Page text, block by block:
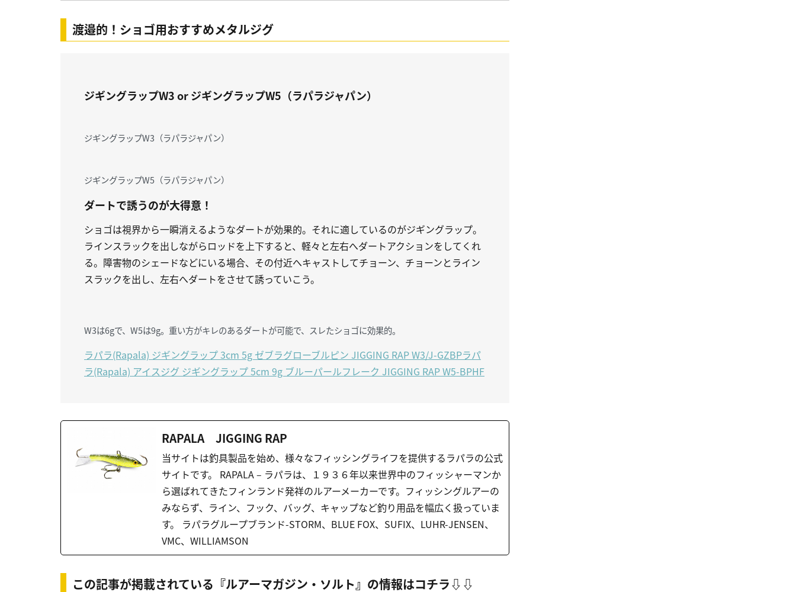
渡邉的！ショゴ用おすすめメタルジグ
ジギングラップW3 or ジギングラップW5（ラパラジャパン）
ジギングラップW3（ラパラジャパン）
ジギングラップW5（ラパラジャパン）
ダートで誘うのが大得意！
ショゴは視界から一瞬消えるようなダートが効果的。それに適しているのがジギングラップ。
ラインスラックを出しながらロッドを上下すると、軽々と左右へダートアクションをしてくれ
る。障害物のシェードなどにいる場合、その付近へキャストしてチョーン、チョーンとライン
スラックを出し、左右へダートをさせて誘っていこう。
W3は6gで、W5は9g。重い方がキレのあるダートが可能で、スレたショゴに効果的。
ラパラ(Rapala) ジギングラップ 3cm 5g ゼブラグローブルピン JIGGING RAP W3/J-GZBPラパ
ラ(Rapala) アイスジグ ジギングラップ 5cm 9g ブルーパールフレーク JIGGING RAP W5-BPHF
RAPALA JIGGING RAP
当サイトは釣具製品を始め、様々なフィッシングライフを提供するラパラの公式
サイトです。 RAPALA – ラパラは、１９３６年以来世界中のフィッシャーマンか
ら選ばれてきたフィンランド発祥のルアーメーカーです。フィッシングルアーの
みならず、ライン、フック、バッグ、キャップなど釣り用品を幅広く扱っていま
す。 ラパラグループブランド-STORM、BLUE FOX、SUFIX、LUHR-JENSEN、
VMC、WILLIAMSON
この記事が掲載されている『ルアーマガジン・ソルト』の情報はコチラ⇩⇩